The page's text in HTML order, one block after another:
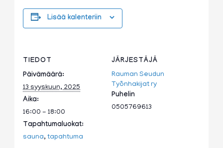
Lisää kalenteriin
TIEDOT
Päivämäärä:
13 syyskuun, 2025
Aika:
16:00 - 18:00
Tapahtumaluokat:
sauna,tapahtuma
JÄRJESTÄJÄ
Rauman Seudun
Työnhakijat ry
Puhelin
0505769613